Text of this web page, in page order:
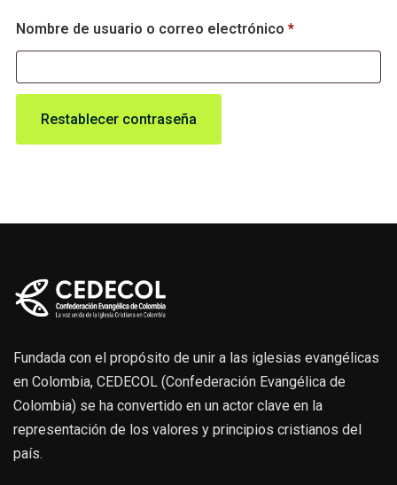
Nombre de usuario o correo electrónico *
Restablecer contraseña
Fundada con el propósito de unir a las iglesias evangélicas
en Colombia, CEDECOL (Confederación Evangélica de
Colombia) se ha convertido en un actor clave en la
representación de los valores y principios cristianos del
país.